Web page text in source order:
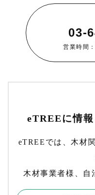
03-
営業時間
eTREEに情
eTREEでは、木材
木材事業者様、自